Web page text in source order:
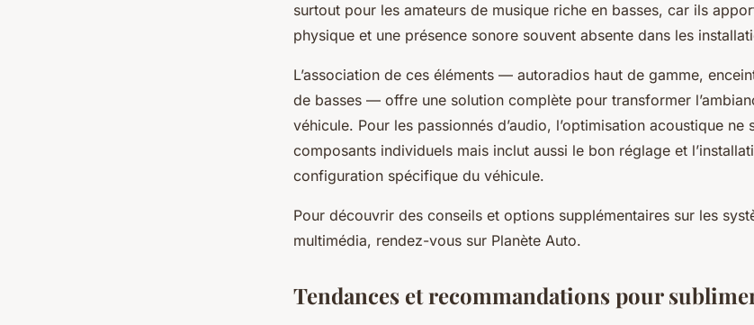
surtout pour les amateurs de musique riche en basses, car ils
physique et une présence sonore souvent absente dans les
L’association de ces éléments — autoradios haut de gamme,
de basses — offre une solution complète pour transformer
véhicule. Pour les passionnés d’audio, l’optimisation acoustique ne
composants individuels mais inclut aussi le bon réglage et
configuration spécifique du véhicule.
Pour découvrir des conseils et options supplémentaires sur les
multimédia, rendez-vous sur Planète Auto.
Tendances et recommandations pour